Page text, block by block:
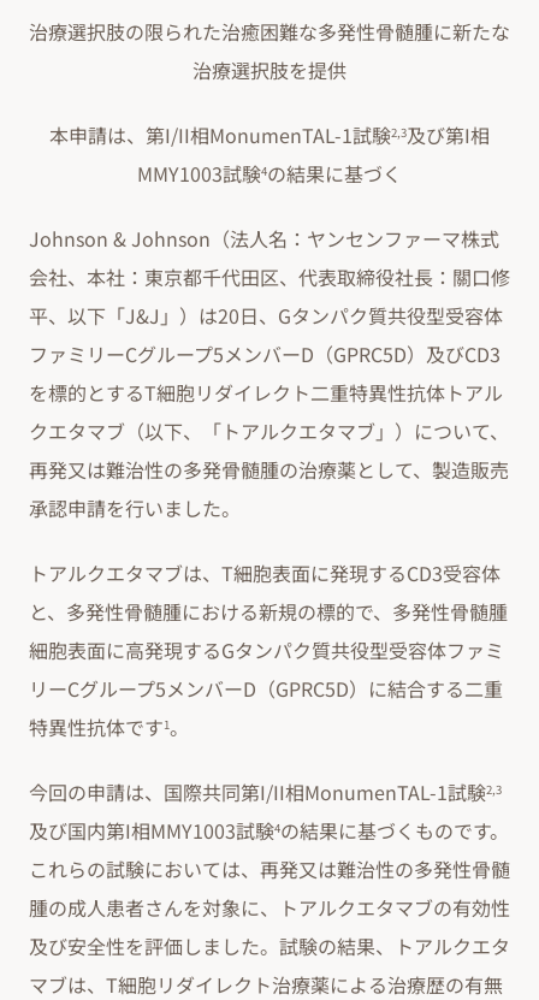
治療選択肢の限られた治癒困難な多発性骨髄腫に新たな
治療選択肢を提供
本申請は、第I/II相MonumenTAL-1試験2,3及び第I相
MMY1003試験4の結果に基づく
Johnson & Johnson（法人名：ヤンセンファーマ株式
会社、本社：東京都千代田区、代表取締役社長：關口修
平、以下「J&J」）は20日、Gタンパク質共役型受容体
ファミリーCグループ5メンバーD（GPRC5D）及びCD3
を標的とするT細胞リダイレクト二重特異性抗体トアル
クエタマブ（以下、「トアルクエタマブ」）について、
再発又は難治性の多発骨髄腫の治療薬として、製造販売
承認申請を行いました。
トアルクエタマブは、T細胞表面に発現するCD3受容体
と、多発性骨髄腫における新規の標的で、多発性骨髄腫
細胞表面に高発現するGタンパク質共役型受容体ファミ
リーCグループ5メンバーD（GPRC5D）に結合する二重
特異性抗体です1。
今回の申請は、国際共同第I/II相MonumenTAL-1試験2,3
及び国内第I相MMY1003試験4の結果に基づくものです。
これらの試験においては、再発又は難治性の多発性骨髄
腫の成人患者さんを対象に、トアルクエタマブの有効性
及び安全性を評価しました。試験の結果、トアルクエタ
マブは、T細胞リダイレクト治療薬による治療歴の有無